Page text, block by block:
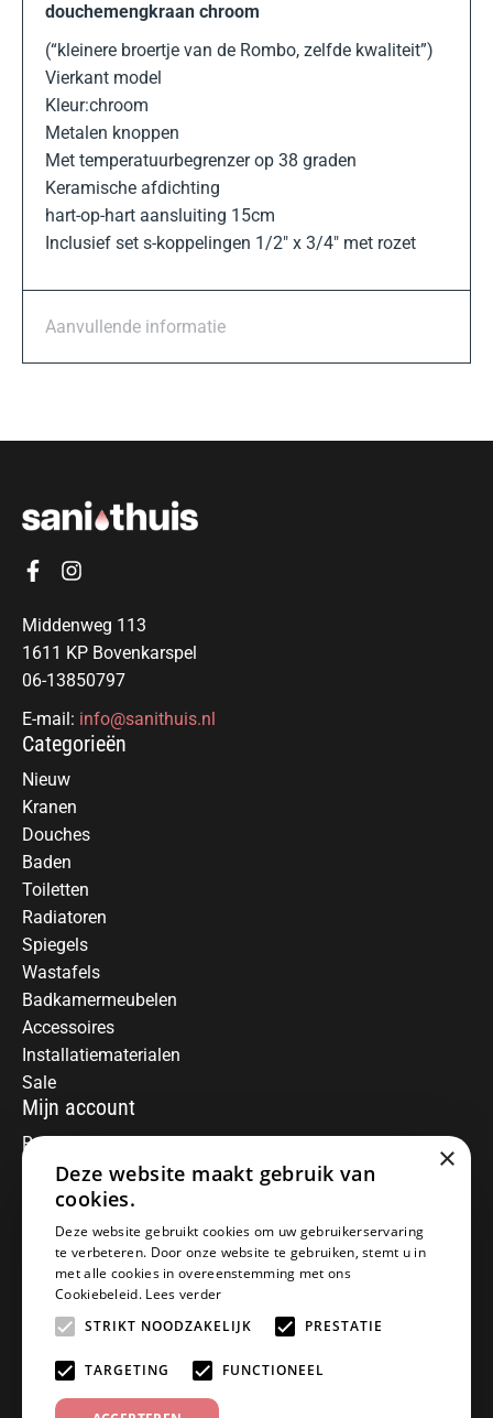
douchemengkraan chroom
(“kleinere broertje van de Rombo, zelfde kwaliteit”)
Vierkant model
Kleur:chroom
Metalen knoppen
Met temperatuurbegrenzer op 38 graden
Keramische afdichting
hart-op-hart aansluiting 15cm
Inclusief set s-koppelingen 1/2″ x 3/4″ met rozet
Aanvullende informatie
Middenweg 113
1611 KP Bovenkarspel
06-13850797
E-mail: info@sanithuis.nl
Categorieën
Nieuw
Kranen
Douches
Baden
Toiletten
Radiatoren
Spiegels
Wastafels
Badkamermeubelen
Accessoires
Installatiematerialen
Sale
Mijn account
Registreren
Mijn bestellingen
Informatie
Over ons
Algemene voorwaarden
Disclaimer
Privacy Policy
Betaalmethoden
Retourneren
Klantenservice
×
Deze website maakt gebruik van
cookies.
Deze website gebruikt cookies om uw gebruikerservaring
te verbeteren. Door onze website te gebruiken, stemt u in
met alle cookies in overeenstemming met ons
Cookiebeleid. Lees verder
STRIKT NOODZAKELIJK
PRESTATIE
TARGETING FUNCTIONEEL